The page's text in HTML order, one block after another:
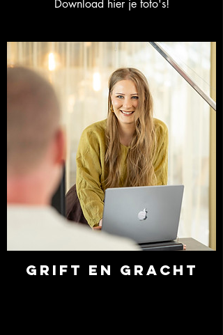
Download hier je foto's!
Grift en Gracht